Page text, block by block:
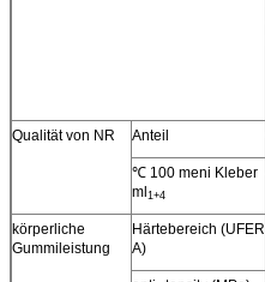
Qualität von NR Anteil
℃ 100 meni Kleber
ml1+4
körperliche
Gummileistung
Härtebereich (UFER
A)